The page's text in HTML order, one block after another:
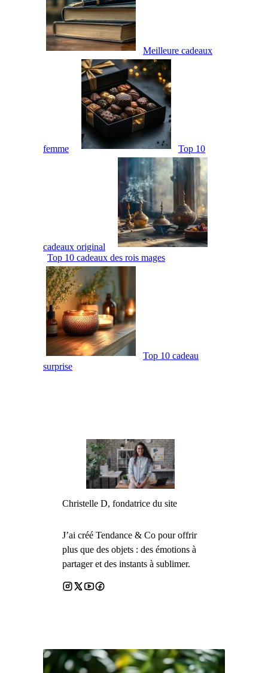
Meilleure cadeaux
femme Top 10
cadeaux original
Top 10 cadeaux des rois mages
Top 10 cadeau
surprise
Christelle D, fondatrice du site
J’ai créé Tendance & Co pour offrir
plus que des objets : des émotions à
partager et des instants à sublimer.